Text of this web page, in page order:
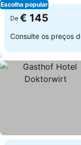
Escolha popular
De € 145
Consulte os preços